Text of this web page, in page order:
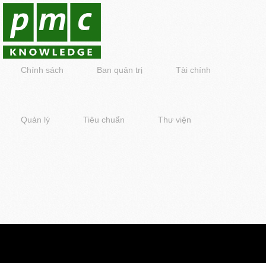
Chính sách Ban quản trị Tài chính
Quản lý Tiêu chuẩn Thư viện